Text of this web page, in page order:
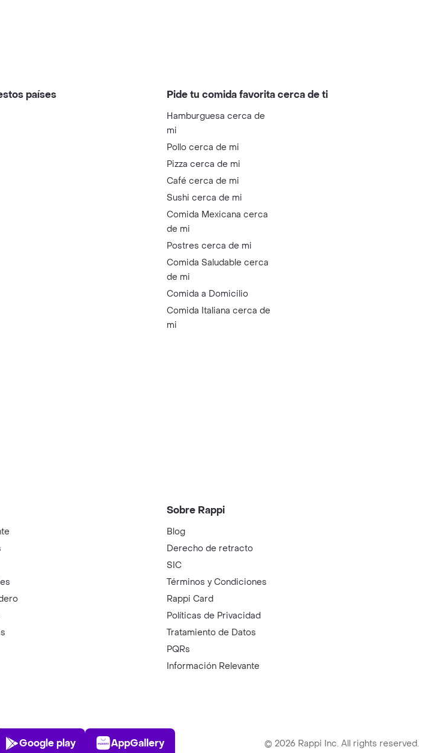
países Pide tu comida favorita cerca de ti
Hamburguesa cerca de
mi
Pollo cerca de mi
Pizza cerca de mi
Café cerca de mi
Sushi cerca de mi
Comida Mexicana cerca
de mi
Postres cerca de mi
Comida Saludable cerca
de mi
Comida a Domicilio
Comida Italiana cerca de
mi
Sobre Rappi
Blog
Derecho de retracto
SIC
Términos y Condiciones
Rappi Card
Políticas de Privacidad
Tratamiento de Datos
PQRs
Información Relevante
Play Store
Google play
AppGallery
AppGallery © 2026 Rappi Inc. All rights reserved.